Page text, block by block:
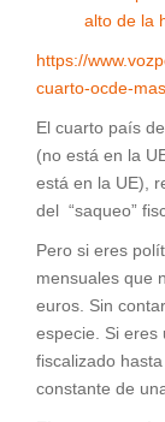
alto de la
https://
cuarto-ocde-
El cuarto país
(no está en la
está en la UE),
del “saqueo”
Pero si eres
mensuales que
euros. Sin
especie. Si
fiscalizado
constante de